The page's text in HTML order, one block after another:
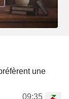
une
09:35